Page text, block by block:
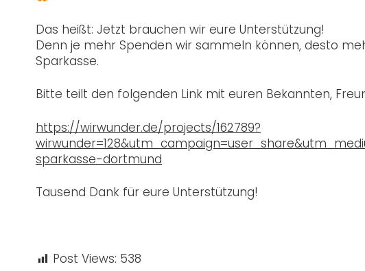
Das heißt: Jetzt brauchen wir eure Unterstützung!
Denn je mehr Spenden wir sammeln können, desto
Sparkasse.
Bitte teilt den folgenden Link mit euren Bekannten,
https://wirwunder.de/projects/162789?
sparkasse-dortmund
Tausend Dank für eure Unterstützung!
Post Views: 538